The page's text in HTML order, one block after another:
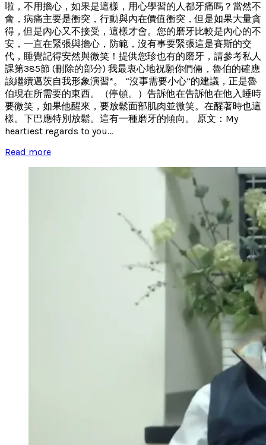
啦，不用擔心，如果是這樣，用心學習的人都牙痛嗎？當然不
會，病痛主要是衝突，行動與內在價值衝突，但是如果大量貪
得，但是內心又不接受，這樣才會。您的磨牙比較是內心的不
安，一直在緊張與擔心，防範，沒有事要緊張這是賽斯的交
代，睡覺記得安然與微笑！提供您珍也有的磨牙，請參考私人
課第385節 (刪除的部分) 我最衷心地祝願你們倆，魯伯的確應
該繼續邁茨自我形象演習*。 “沒事需要小心”的建議，正是魯
伯現在所需要的東西。（停頓。）告訴他在告訴他在他入睡時
要微笑，如果他醒來，要放鬆面部肌肉並微笑。在醒著時也這
樣。下巴應特別放鬆。這有一種磨牙的傾向。 原文：My
heartiest regards to you...
Read more